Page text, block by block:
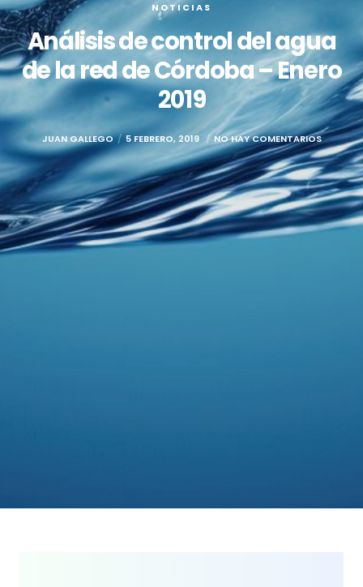
NOTICIAS
Análisis de control del agua
de la red de Córdoba – Enero
2019
JUAN GALLEGO 5 FEBRERO, 2019 NO HAY COMENTARIOS